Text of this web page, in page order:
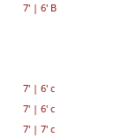
7'| 6' B
7'| 6' c
7'| 6' c
7'| 7' c